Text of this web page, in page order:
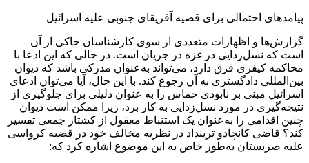
پیامدهای احتمالی برای قضیه آفریقای جنوبی علیه اسرائیل
گزارش‌ها و اظهارات متعددی از سوی کارشناسان حاکی از آن
است که نسل‌زدایی در غزه در جریان است. در حالی که این ادعا با
محاکمه کیفری فرق دارد، می‌تواند به‌عنوان مدرکی باشد که دیوان
بین‌المللی دادگستری به آن رجوع کند. با این حال، آیا می‌توان ادعای
اسرائیل مبنی بر نابودی حماس را به عنوان دلیلی برای جلوگیری از
نتیجه‌گیری در مورد نسل‌زدایی به کار برد، زیرا ممکن است دیوان
چنین اقدامی را به‌عنوان یک استنباط معقول از کشتار جمعی تفسیر
کند؟ قاضی کانچادو ترینداد در نظریه مخالف خود در قضیه کرواسی
علیه صربستان به‌طور خاص به این موضوع اشاره کرد که: